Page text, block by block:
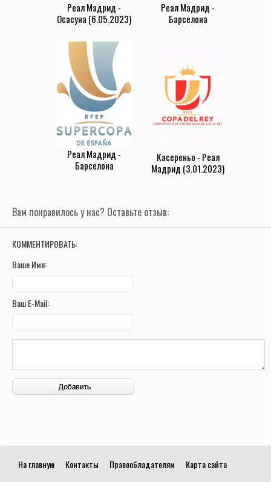
Реал Мадрид -
Осасуна (6.05.2023)
Реал Мадрид -
Барселона
Реал Мадрид -
Барселона
Касереньо - Реал
Мадрид (3.01.2023)
Вам понравилось у нас? Оставьте отзыв:
КОММЕНТИРОВАТЬ:
Ваше Имя:
Ваш E-Mail:
На главную Контакты Правообладателям Карта сайта